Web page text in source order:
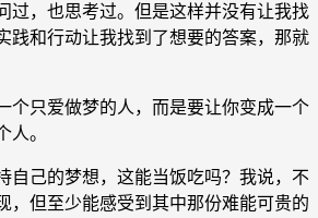
过，也思考过。但是这样并没有让我找
践和行动让我找到了想要的答案，那就
只爱做梦的人，而是要让你变成一个
人。
己的梦想，这能当饭吃吗？我说，不
，但至少能感受到其中那份难能可贵的